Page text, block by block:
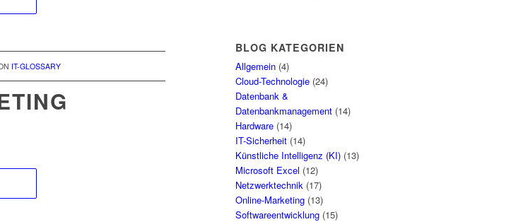
IT-GLOSSARY
BLOG KATEGORIEN
Allgemein (4)
Cloud-Technologie (24)
Datenbank &
Datenbankmanagement (14)
Hardware (14)
IT-Sicherheit (14)
Künstliche Intelligenz (KI) (13)
Microsoft Excel (12)
Netzwerktechnik (17)
Online-Marketing (13)
Softwareentwicklung (15)